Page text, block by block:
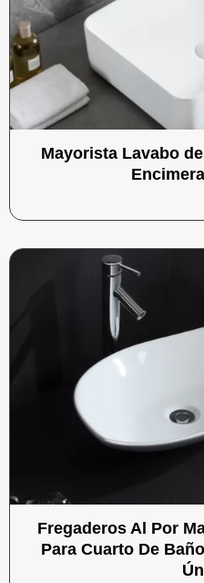
Mayorista Lavabo
Fregaderos Al Por
Para Cuarto De